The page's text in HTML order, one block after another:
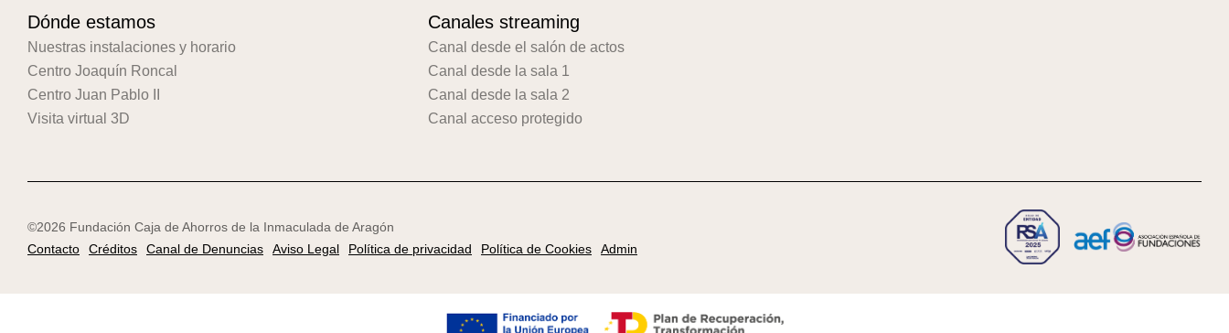
Dónde estamos
Nuestras instalaciones y horario
Centro Joaquín Roncal
Centro Juan Pablo II
Visita virtual 3D
Canales streaming
Canal desde el salón de actos
Canal desde la sala 1
Canal desde la sala 2
Canal acceso protegido
©2026 Fundación Caja de Ahorros de la Inmaculada de Aragón
Contacto
Créditos Canal de Denuncias Aviso Legal Política de privacidad Política de Cookies Admin